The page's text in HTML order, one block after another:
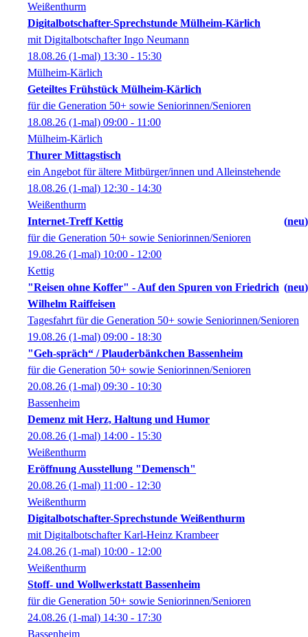
Weißenthurm
Digitalbotschafter-Sprechstunde Mülheim-Kärlich
mit Digitalbotschafter Ingo Neumann
18.08.26 (1-mal) 13:30 - 15:30
Mülheim-Kärlich
Geteiltes Frühstück Mülheim-Kärlich
für die Generation 50+ sowie Seniorinnen/Senioren
18.08.26 (1-mal) 09:00 - 11:00
Mülheim-Kärlich
Thurer Mittagstisch
ein Angebot für ältere Mitbürger/innen und Alleinstehende
18.08.26 (1-mal) 12:30 - 14:30
Weißenthurm
Internet-Treff Kettig
neu
für die Generation 50+ sowie Seniorinnen/Senioren
19.08.26 (1-mal) 10:00 - 12:00
Kettig
"Reisen ohne Koffer" - Auf den Spuren von Friedrich
Wilhelm Raiffeisen
neu
Tagesfahrt für die Generation 50+ sowie Seniorinnen/Senioren
19.08.26 (1-mal) 09:00 - 18:30
"Geh-spräch“ / Plauderbänkchen Bassenheim
für die Generation 50+ sowie Seniorinnen/Senioren
20.08.26 (1-mal) 09:30 - 10:30
Bassenheim
Demenz mit Herz, Haltung und Humor
20.08.26 (1-mal) 14:00 - 15:30
Weißenthurm
Eröffnung Ausstellung "Demensch"
20.08.26 (1-mal) 11:00 - 12:30
Weißenthurm
Digitalbotschafter-Sprechstunde Weißenthurm
mit Digitalbotschafter Karl-Heinz Krambeer
24.08.26 (1-mal) 10:00 - 12:00
Weißenthurm
Stoff- und Wollwerkstatt Bassenheim
für die Generation 50+ sowie Seniorinnen/Senioren
24.08.26 (1-mal) 14:30 - 17:30
Bassenheim